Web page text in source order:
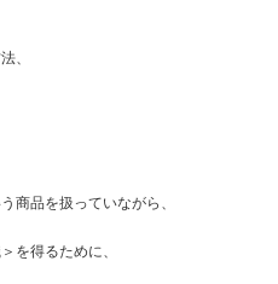
、
商品を扱っていながら、
を得るために、